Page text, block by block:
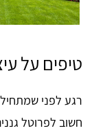
טיפים על
רגע לפני
חשוב לפרוטל